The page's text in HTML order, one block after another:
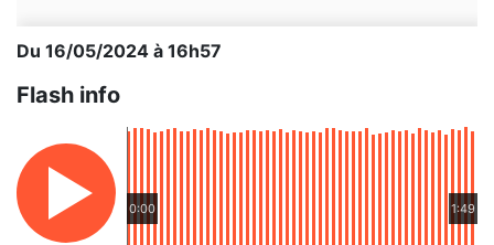
Du 16/05/2024 à 16h57
Flash info
0:00 1:49